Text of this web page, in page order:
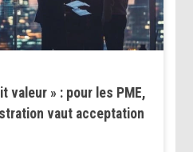
valeur » : pour les PME,
vaut acceptation